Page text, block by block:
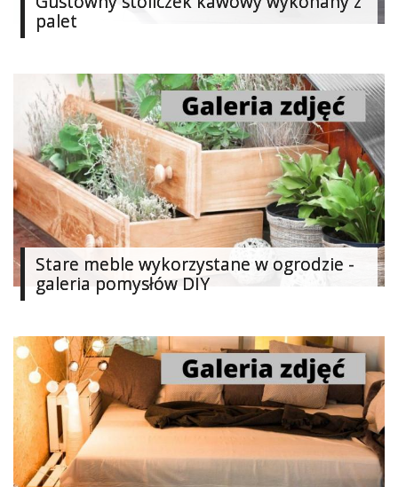
Dziecko
Biżuteria
Szydełkowanie
Filc
Soutache
Zabawki
Malarstwo
ryunek
Najlepsze
Kategorie
palet
Stare meble wykorzystane w ogrodzie -
galeria pomysłów DIY